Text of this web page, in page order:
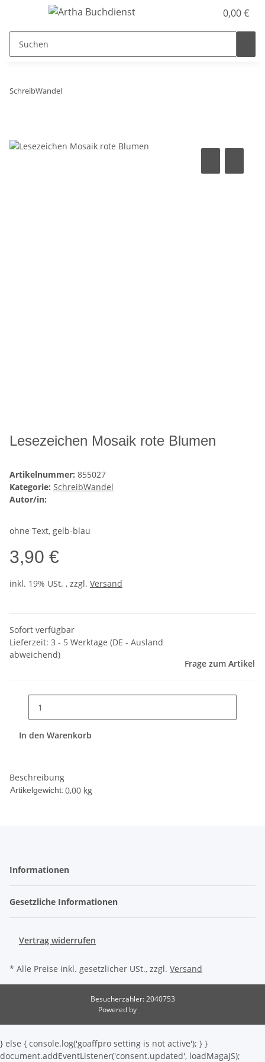
0,00 €
SchreibWandel
Lesezeichen Mosaik rote Blumen
Artikelnummer: 855027
Kategorie: SchreibWandel
Autor/in:
ohne Text, gelb-blau
3,90 €
inkl. 19% USt. , zzgl. Versand
Sofort verfügbar
Lieferzeit: 3 - 5 Werktage (DE - Ausland
abweichend)
Frage zum Artikel
In den Warenkorb
Beschreibung
Artikelgewicht:0,00 kg
Informationen
Gesetzliche Informationen
Vertrag widerrufen
* Alle Preise inkl. gesetzlicher USt., zzgl. Versand
Besucherzähler: 2040753
Powered by
} else { console.log('goaffpro setting is not active'); } }
document.addEventListener('consent.updated', loadMagaJS);